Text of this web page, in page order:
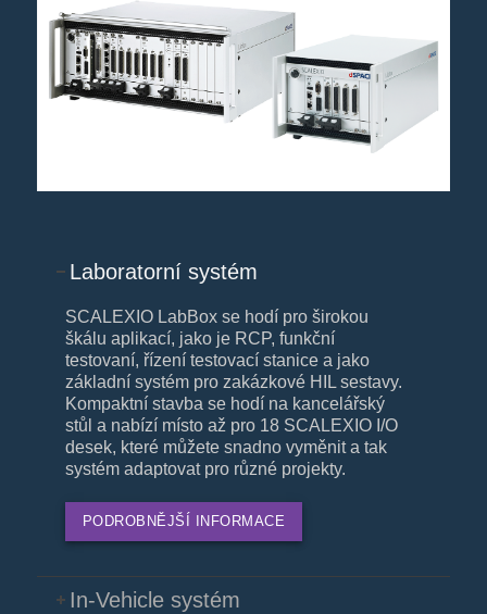
Laboratorní systém
SCALEXIO LabBox se hodí pro širokou
škálu aplikací, jako je RCP, funkční
testovaní, řízení testovací stanice a jako
základní systém pro zakázkové HIL sestavy.
Kompaktní stavba se hodí na kancelářský
stůl a nabízí místo až pro 18 SCALEXIO I/O
desek, které můžete snadno vyměnit a tak
systém adaptovat pro různé projekty.
PODROBNĚJŠÍ INFORMACE
In-Vehicle systém